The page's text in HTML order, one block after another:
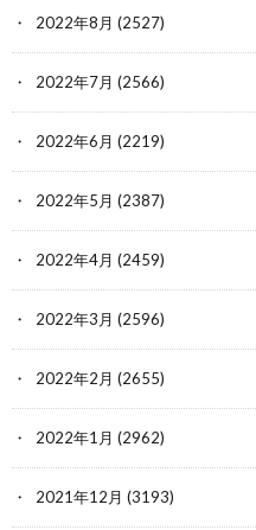
2022年8月 (2527)
2022年7月 (2566)
2022年6月 (2219)
2022年5月 (2387)
2022年4月 (2459)
2022年3月 (2596)
2022年2月 (2655)
2022年1月 (2962)
2021年12月 (3193)